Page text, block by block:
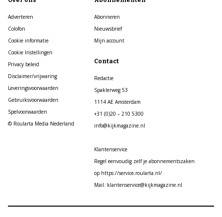
Adverteren
Colofon
Cookie informatie
Cookie Instellingen
Privacy beleid
Disclaimer/vrijwaring
Leveringsvoorwaarden
Gebruiksvoorwaarden
Spelvoorwaarden
© Roularta Media Nederland
Abonneren
Nieuwsbrief
Mijn account
Contact
Redactie
Spaklerweg 53
1114 AE Amsterdam
+31 (0)20 – 210 5300
info@kijkmagazine.nl
Klantenservice
Regel eenvoudig zelf je abonnementszaken
op https://service.roularta.nl/
Mail: klantenservice@kijkmagazine.nl